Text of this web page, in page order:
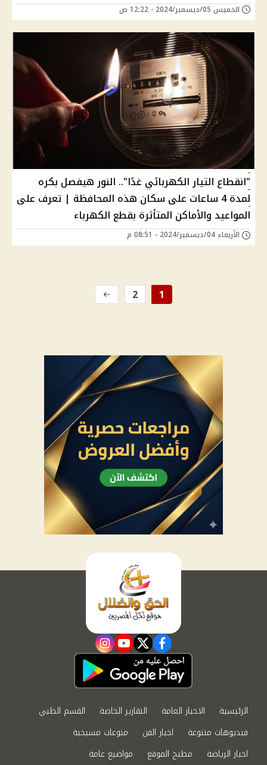
الخميس 05/ديسمبر/2024 - 12:22 ص
"انقطاع التيار الكهربائي غدًا".. النور هيفصل بكره
لمدة 4 ساعات على سكان هذه المحافظة | تعرف على
المواعيد والأماكن المتأثرة بقطع الكهرباء
الأربعاء 04/ديسمبر/2024 - 08:51 م
1
2
facebook
twitter
youtube
instagram
الرئيسية الاخبار العامة التقارير الخاصة
القسم الطبي
فيديوهات متنوعة
اخبار الفن
منوعات مسيحية
اخبار الرياضة
مطبخ الموقع مواضيع عامة